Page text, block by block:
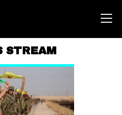
AREA
STREAM